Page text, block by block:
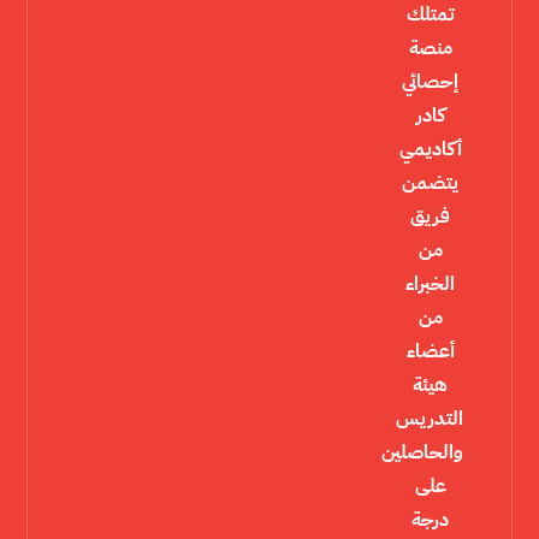
تمتلك
منصة
إحصائي
كادر
أكاديمي
يتضمن
فريق
من
الخبراء
من
أعضاء
هيئة
التدريس
والحاصلين
على
درجة